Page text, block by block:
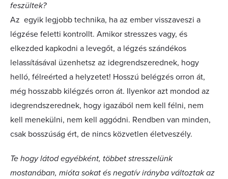
feszültek?
Az egyik legjobb technika, ha az ember visszaveszi a
légzése feletti kontrollt. Amikor stresszes vagy, és
elkezded kapkodni a levegőt, a légzés szándékos
lelassításával üzenhetsz az idegrendszerednek, hogy
helló, félreérted a helyzetet! Hosszú belégzés orron át,
még hosszabb kilégzés orron át. Ilyenkor azt mondod az
idegrendszerednek, hogy igazából nem kell félni, nem
kell menekülni, nem kell aggódni. Rendben van minden,
csak bosszúság ért, de nincs közvetlen életveszély.
Te hogy látod egyébként, többet stresszelünk
mostanában, mióta sokat és negatív irányba változtak az